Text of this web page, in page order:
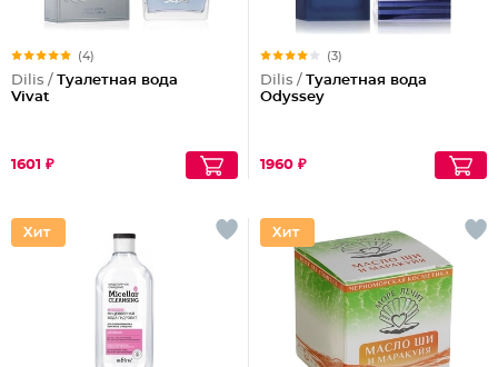
(4)
Dilis / Туалетная вода
Vivat
1601 ₽
(3)
Dilis / Туалетная вода
Odyssey
1960 ₽